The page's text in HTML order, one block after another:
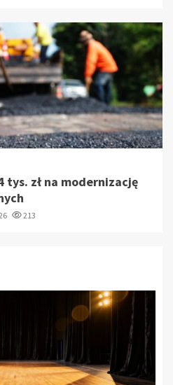
tys. zł na modernizację
213